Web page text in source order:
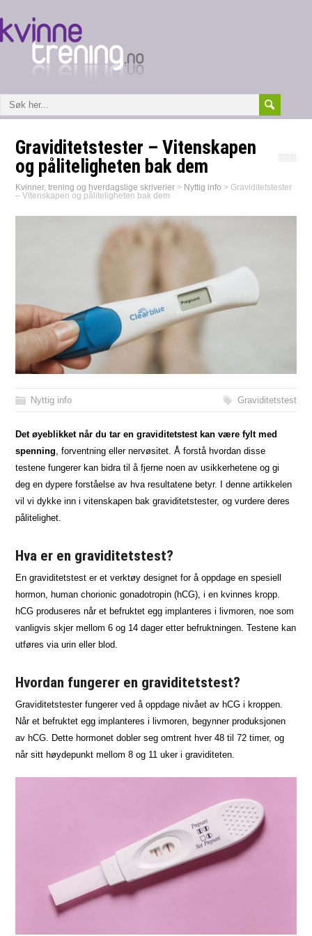
Graviditetstester – Vitenskapen
og påliteligheten bak dem
Kvinner, trening og hverdagslige skriverier > Nyttig info >Graviditetstester
– Vitenskapen og påliteligheten bak dem
Nyttig info Graviditetstest
Det øyeblikket når du tar en graviditetstest kan være fylt med
spenning , forventning eller nervøsitet. Å forstå hvordan disse
testene fungerer kan bidra til å fjerne noen av usikkerhetene og gi
deg en dypere forståelse av hva resultatene betyr. I denne artikkelen
vil vi dykke inn i vitenskapen bak graviditetstester, og vurdere deres
pålitelighet.
Hva er en graviditetstest?
En graviditetstest er et verktøy designet for å oppdage en spesiell
hormon, human chorionic gonadotropin (hCG), i en kvinnes kropp.
hCG produseres når et befruktet egg implanteres i livmoren, noe som
vanligvis skjer mellom 6 og 14 dager etter befruktningen. Testene kan
utføres via urin eller blod.
Hvordan fungerer en graviditetstest?
Graviditetstester fungerer ved å oppdage nivået av hCG i kroppen.
Når et befruktet egg implanteres i livmoren, begynner produksjonen
av hCG. Dette hormonet dobler seg omtrent hver 48 til 72 timer, og
når sitt høydepunkt mellom 8 og 11 uker i graviditeten.